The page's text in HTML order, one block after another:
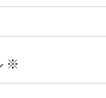
※